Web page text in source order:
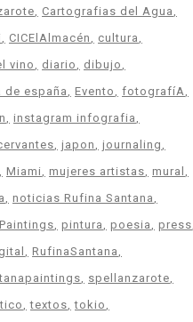
Cartografias del Agua
CICElAlmacén
cultura
vino
diario
dibujo
de españa
Evento
fotografíA
instagram infografia
japon
journaling
Miami mujeres artistas mural
noticias Rufina Santana
Paintings pintura poesia
press
RufinaSantana
spellanzarote
textos tokio